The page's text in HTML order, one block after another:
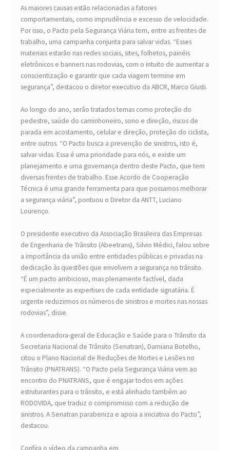
As maiores causas estão relacionadas a fatores
comportamentais, como imprudência e excesso de velocidade.
Por isso, o Pacto pela Segurança Viária tem, entre as frentes de
trabalho, uma campanha conjunta para salvar vidas. “Esses
materiais estarão nas redes sociais, sites, folhetos, painéis
eletrônicos e banners nas rodovias, com o intuito de aumentar a
conscientização e garantir que cada viagem termine em
segurança”, destacou o diretor executivo da ABCR, Marco Giusti.
Ao longo do ano, serão tratados temas como proteção do
pedestre, saúde do caminhoneiro, sono e direção, riscos de
parada em acostamento, celular e direção, proteção do ciclista,
entre outros. “O Pacto busca a prevenção de sinistros, isto é,
salvar vidas. Essa é uma prioridade para nós, e existe um
planejamento e uma governança dentro deste Pacto, que tem
diversas frentes de trabalho. Esse Acordo de Cooperação
Técnica é uma grande ferramenta para que possamos melhorar
a segurança viária”, pontuou o Diretor da ANTT, Luciano
Lourenço.
O presidente executivo da Associação Brasileira das Empresas
de Engenharia de Trânsito (Abeetrans), Silvio Médici, falou sobre
a importância da união entre entidades públicas e privadas na
dedicação às questões que envolvem a segurança no trânsito.
“É um pacto ambicioso, mas plenamente factível, dada
especialmente as expertises de cada entidade signatária. É
urgente reduzirmos os números de sinistros e mortes nas nossas
rodovias”, disse.
A coordenadora-geral de Educação e Saúde para o Trânsito da
Secretaria Nacional de Trânsito (Senatran), Damiana Botelho,
citou o Plano Nacional de Reduções de Mortes e Lesões no
Trânsito (PNATRANS). “O Pacto pela Segurança Viária vem ao
encontro do PNATRANS, que é engajar todos em ações
estruturantes para o trânsito, e está alinhado também ao
RODOVIDA, que traduz o compromisso com a redução de
sinistros. A Senatran parabeniza e apoia a iniciativa do Pacto”,
destacou.